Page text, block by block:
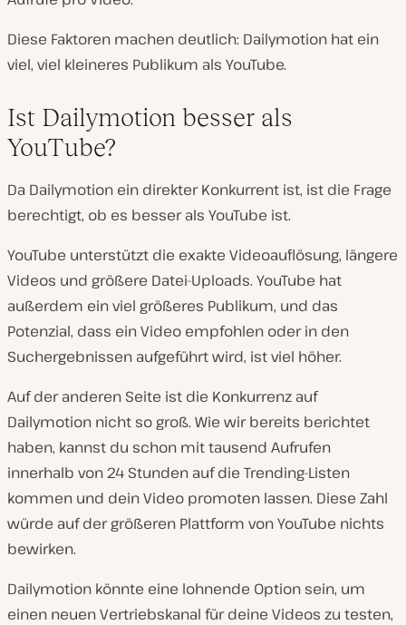
Diese Faktoren machen deutlich: Dailymotion hat ein
viel, viel kleineres Publikum als YouTube.
Ist Dailymotion besser als
YouTube?
Da Dailymotion ein direkter Konkurrent ist, ist die Frage
berechtigt, ob es besser als YouTube ist.
YouTube unterstützt die exakte Videoauflösung, längere
Videos und größere Datei-Uploads. YouTube hat
außerdem ein viel größeres Publikum, und das
Potenzial, dass ein Video empfohlen oder in den
Suchergebnissen aufgeführt wird, ist viel höher.
Auf der anderen Seite ist die Konkurrenz auf
Dailymotion nicht so groß. Wie wir bereits berichtet
haben, kannst du schon mit tausend Aufrufen
innerhalb von 24 Stunden auf die Trending-Listen
kommen und dein Video promoten lassen. Diese Zahl
würde auf der größeren Plattform von YouTube nichts
bewirken.
Dailymotion könnte eine lohnende Option sein, um
einen neuen Vertriebskanal für deine Videos zu testen,